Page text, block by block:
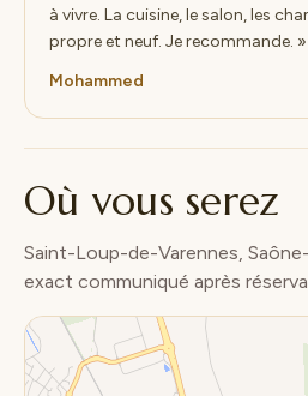
à vivre. La cuisine, le salon, les
propre et neuf. Je recommande. »
Mohammed
Où vous serez
Saint-Loup-de-Varennes,
exact communiqué après